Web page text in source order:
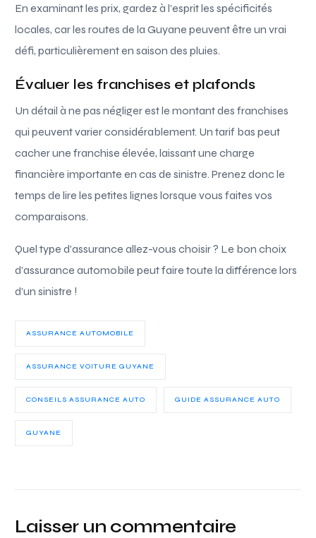
En examinant les prix, gardez à l’esprit les spécificités
locales, car les routes de la Guyane peuvent être un vrai
défi, particulièrement en saison des pluies.
Évaluer les franchises et plafonds
Un détail à ne pas négliger est le montant des franchises
qui peuvent varier considérablement. Un tarif bas peut
cacher une franchise élevée, laissant une charge
financière importante en cas de sinistre. Prenez donc le
temps de lire les petites lignes lorsque vous faites vos
comparaisons.
Quel type d’assurance allez-vous choisir ? Le bon choix
d’assurance automobile peut faire toute la différence lors
d’un sinistre !
ASSURANCE AUTOMOBILE
ASSURANCE VOITURE GUYANE
CONSEILS ASSURANCE AUTO GUIDE ASSURANCE AUTO
GUYANE
Laisser un commentaire